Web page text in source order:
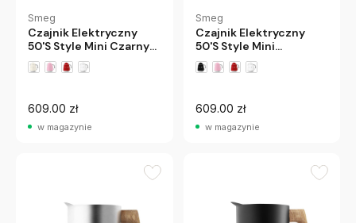
Smeg
Czajnik Elektryczny
50'S Style Mini Czarny
Smeg
609.00 zł
w magazynie
Smeg
Czajnik Elektryczny
50'S Style Mini
Kremowy Smeg
609.00 zł
w magazynie